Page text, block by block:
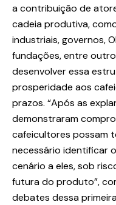
a contribuição de
cadeia produtiva,
industriais, governos,
fundações, entre
desenvolver essa
prosperidade aos
prazos. “Após as
demonstraram
cafeicultores possam
necessário identificar
cenário a eles, sob
futura do produto”,
debates dessa